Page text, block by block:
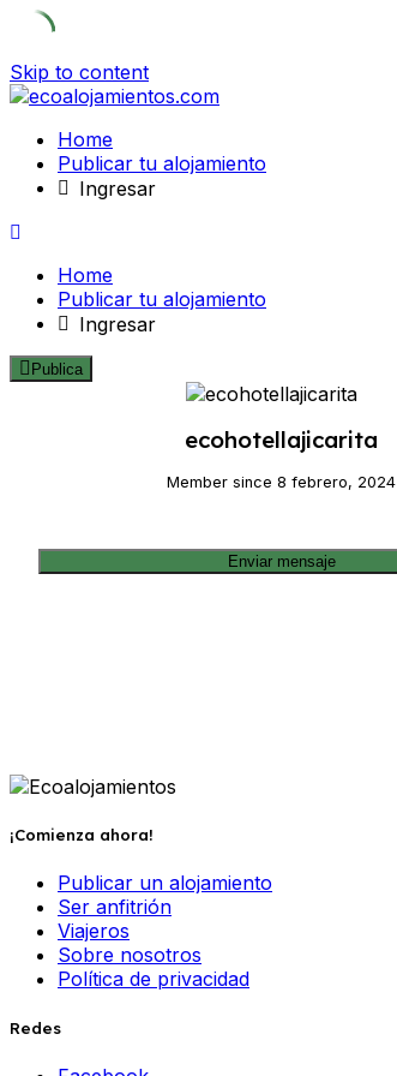
Skip to content
Home
Publicar tu alojamiento
Ingresar
Home
Publicar tu alojamiento
Ingresar
Publica
ecohotellajicarita
Member since 8 febrero, 2024
Enviar mensaje
¡Comienza ahora!
Publicar un alojamiento
Ser anfitrión
Viajeros
Sobre nosotros
Política de privacidad
Redes